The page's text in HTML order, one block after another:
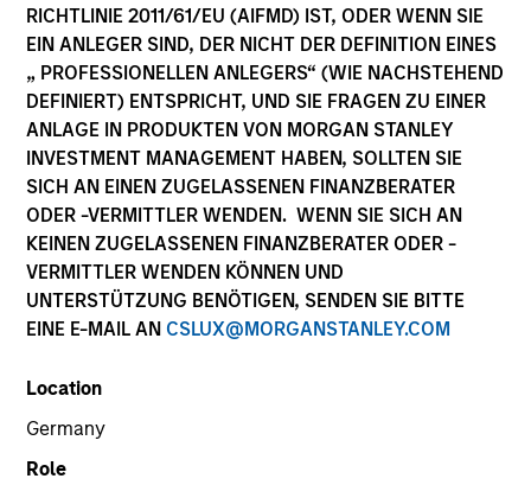
RICHTLINIE 2011/61/EU (AIFMD) IST, ODER WENN SIE
EIN ANLEGER SIND, DER NICHT DER DEFINITION EINES
„ PROFESSIONELLEN ANLEGERS“ (WIE NACHSTEHEND
DEFINIERT) ENTSPRICHT, UND SIE FRAGEN ZU EINER
ANLAGE IN PRODUKTEN VON MORGAN STANLEY
INVESTMENT MANAGEMENT HABEN, SOLLTEN SIE
SICH AN EINEN ZUGELASSENEN FINANZBERATER
ODER -VERMITTLER WENDEN. WENN SIE SICH AN
KEINEN ZUGELASSENEN FINANZBERATER ODER -
VERMITTLER WENDEN KÖNNEN UND
UNTERSTÜTZUNG BENÖTIGEN, SENDEN SIE BITTE
EINE E-MAIL AN CSLUX@MORGANSTANLEY.COM
Location
Germany
Role